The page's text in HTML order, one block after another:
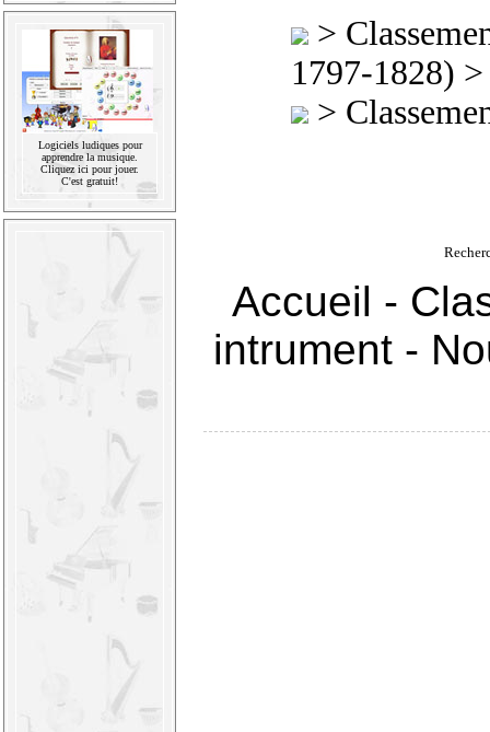
Logiciels ludiques pour
apprendre la musique.
Cliquez ici pour jouer.
C'est gratuit!
>
1797-1828)
>
Accueil -
intrument-